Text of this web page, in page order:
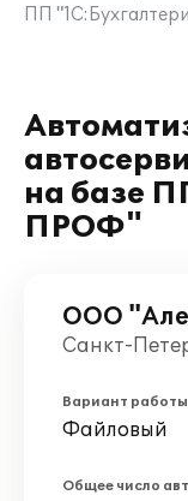
ПП
на базе
ПРОФ"
ООО
Санкт-
Вариант работы
Файловый
Общее число